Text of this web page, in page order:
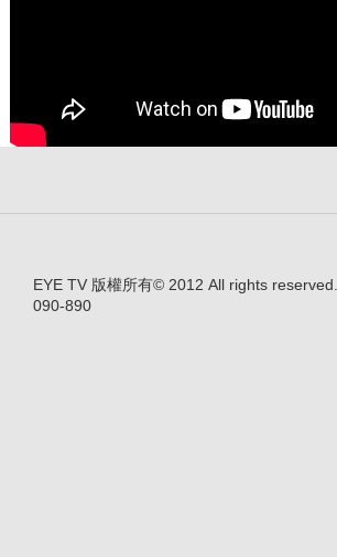
EYE TV 版權所有© 2012 All rights
090-890